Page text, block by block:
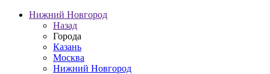
Нижний Новгород
Назад
Города
Казань
Москва
Нижний Новгород